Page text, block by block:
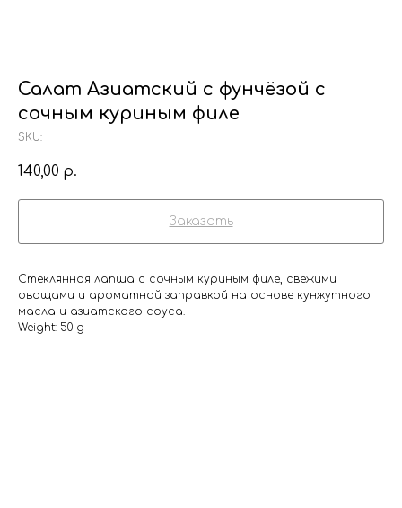
Салат Азиатский с фунчёзой с
сочным куриным филе
SKU:
140,00 р.
Заказать
Стеклянная лапша с сочным куриным филе, свежими
овощами и ароматной заправкой на основе кунжутного
масла и азиатского соуса.
Weight: 50 g